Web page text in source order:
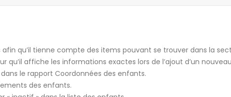
qu’il tienne compte des items pouvant se trouver dans la
qu’il affiche les informations exactes lors de l’ajout d’un
le rapport Coordonnées des enfants.
des enfants.